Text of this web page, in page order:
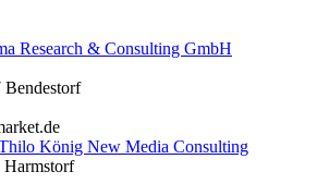
Research & Consulting GmbH
König New Media Consulting
Harmstorf